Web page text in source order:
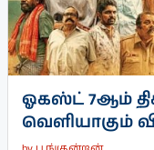
ஓகஸ்ட் 7ஆம்
வெளியாகும்